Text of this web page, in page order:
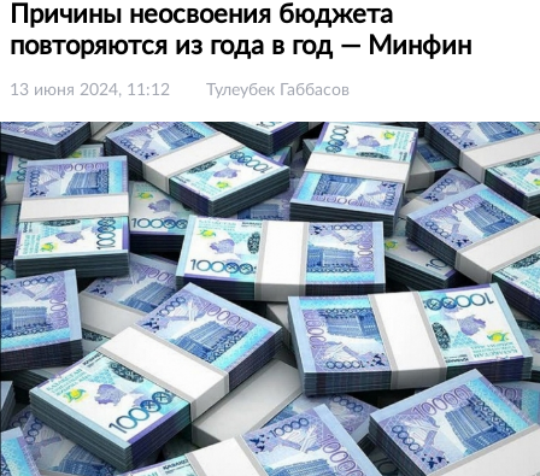
Причины неосвоения бюджета
повторяются из года в год — Минфин
13 июня 2024, 11:12 Тулеубек Габбасов